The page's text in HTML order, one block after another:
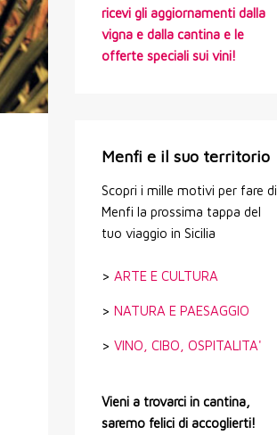
ricevi gli aggiornamenti dalla
vigna e dalla cantina e le
offerte speciali sui vini!
Menfi e il suo territorio
Scopri i mille motivi per fare di
Menfi la prossima tappa del
tuo viaggio in Sicilia
> ARTE E CULTURA
> NATURA E PAESAGGIO
> VINO, CIBO, OSPITALITA'
Vieni a trovarci in cantina,
saremo felici di accoglierti!